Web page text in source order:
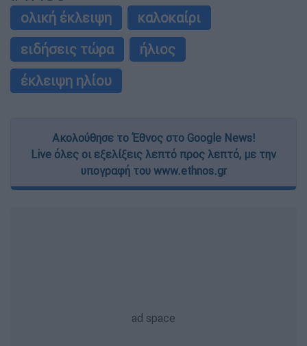
ολική έκλειψη
καλοκαίρι
ειδήσεις τώρα
ήλιος
έκλειψη ηλίου
Ακολούθησε το Έθνος στο Google News!
Live όλες οι εξελίξεις λεπτό προς λεπτό, με την
υπογραφή του www.ethnos.gr